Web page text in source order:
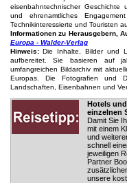
eisenbahntechnischer Geschichte
und ehrenamtliches
Technikinteressierte und Touristen
Informationen zu Herausgebern,
Europa - Walder-Verlag
Hinweis:Die Inhalte, Bilder und
aufbereitet. Sie basieren auf
umfangreichen Bildarchiv mit
Europas. Die Fotografien und
Landschaften, Eisenbahnen und
Hotels
einzelnen
Damit Sie
mit einem
und
schnell
jeweiligen
Partner
unsere